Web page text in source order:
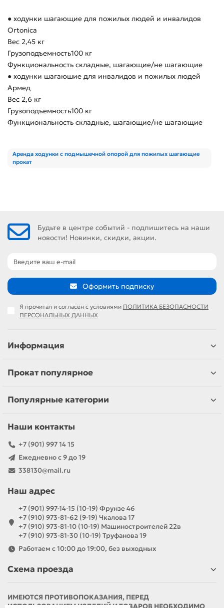
● ходунки шагающие для пожилых людей и инвалидов
Ortonica
Вес 2,45 кг
Грузоподъемность100 кг
Функциональность складные, шагающие/не шагающие
● ходунки шагаюшие для инвалидов и пожилых людей
Армед
Вес 2,6 кг
Грузоподъемность100 кг
Функциональность складные, шагающие/не шагающие
Аренда ходунки с подмышечной опорой для пожилых шагающие
прокат
Будьте в центре событий - подпишитесь на наши
новости! Новинки, скидки, акции.
Оформить подписку
Я прочитал и согласен с условиями ПОЛИТИКА БЕЗОПАСНОСТИ
ПЕРСОНАЛЬНЫХ ДАННЫХ
Информация
Прокат популярное
Популярные категории
Наши контакты
+7 (901) 997 14 15
Ежедневно с 9 до 19
338130@mail.ru
Наш адрес
+7 (901) 997-14-15 (10-19) Фрунзе 46
+7 (910) 973-81-62 (9-19) Чкалова 17
+7 (910) 973-81-10 (10-19) Машиностроителей 22в
+7 (910) 973-81-30 (10-19) Труфанова 19
Работаем с 10:00 до 19:00, без выходных
Схема проезда
ИМЕЮТСЯ ПРОТИВОПОКАЗАНИЯ, ПЕРЕД
ИСПОЛЬЗОВАНИЕМ ИЗДЕЛИЙ И ТОВАРОВ НЕОБХОДИМО